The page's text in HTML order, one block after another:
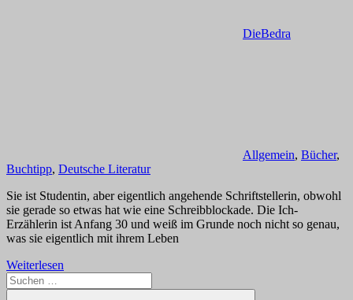
DieBedra
Allgemein, Bücher,
Buchtipp, Deutsche Literatur
Sie ist Studentin, aber eigentlich angehende Schriftstellerin, obwohl
sie gerade so etwas hat wie eine Schreibblockade. Die Ich-
Erzählerin ist Anfang 30 und weiß im Grunde noch nicht so genau,
was sie eigentlich mit ihrem Leben
Weiterlesen
Suchen
nach: